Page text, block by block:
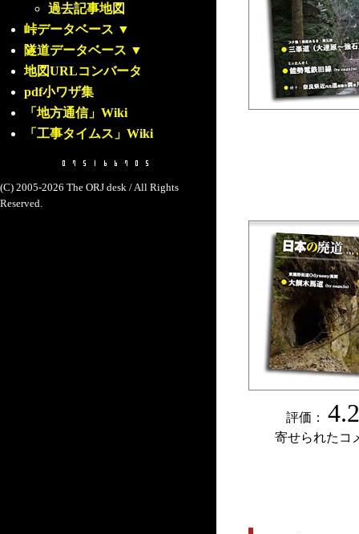
過去記事地図
峠データベース ▼
隧道データベース ▼
地図URLコンバータ
pdf小ワザ集
「地方通信」Wiki
「工事タイムス」Wiki
(C) 2005-2026 The ORJ desk / All Rights
Reserved.
評価：
寄せられたコ